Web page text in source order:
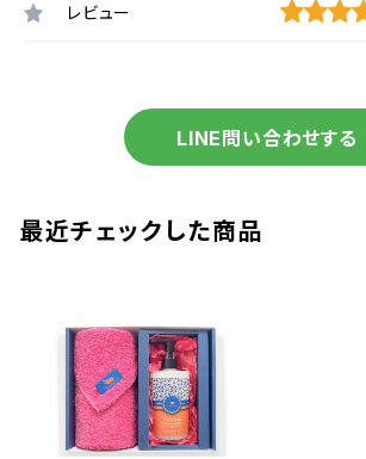
レビュー
LINE問い合わせする
最近チェックした商品